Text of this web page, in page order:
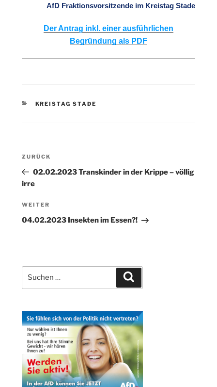
AfD Fraktionsvorsitzende im Kreistag Stade
Der Antrag inkl. einer ausführlichen
Begründung als PDF
KATEGORIEN
KREISTAG STADE
Beitragsnavigation
Vorheriger
Beitrag
ZURÜCK
02.02.2023 Transkinder in der Krippe – völlig
irre
Nächster
Beitrag
WEITER
04.02.2023 Insekten im Essen?!
nach: